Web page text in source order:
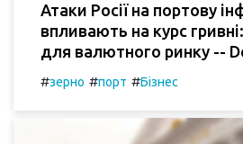
Атаки Росії на портову
впливають на курс
для валютного ринку --
#зерно #порт #Бізнес